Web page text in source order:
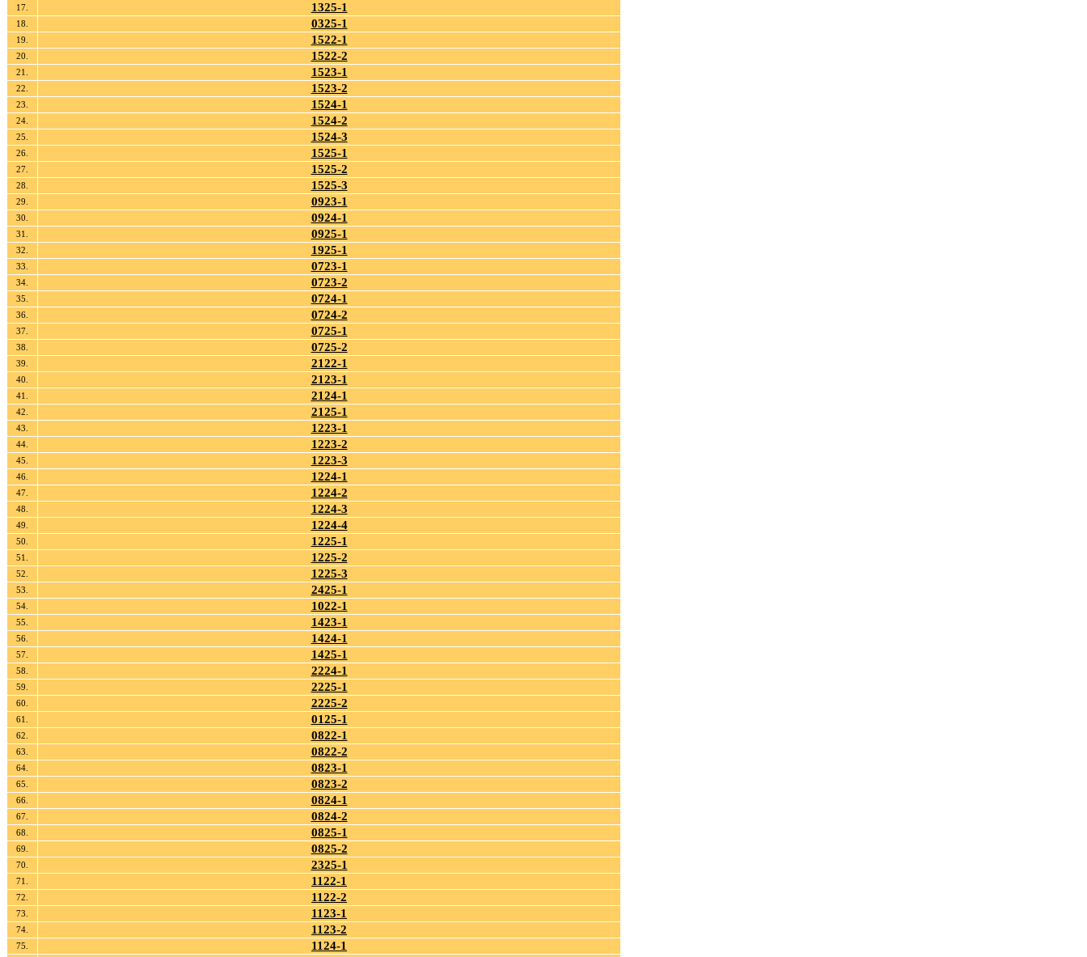
17. 1325-1
18. 0325-1
19. 1522-1
20. 1522-2
21. 1523-1
22. 1523-2
23. 1524-1
24. 1524-2
25. 1524-3
26. 1525-1
27. 1525-2
28. 1525-3
29. 0923-1
30. 0924-1
31. 0925-1
32. 1925-1
33. 0723-1
34. 0723-2
35. 0724-1
36. 0724-2
37. 0725-1
38. 0725-2
39. 2122-1
40. 2123-1
41. 2124-1
42. 2125-1
43. 1223-1
44. 1223-2
45. 1223-3
46. 1224-1
47. 1224-2
48. 1224-3
49. 1224-4
50. 1225-1
51. 1225-2
52. 1225-3
53. 2425-1
54. 1022-1
55. 1423-1
56. 1424-1
57. 1425-1
58. 2224-1
59. 2225-1
60. 2225-2
61. 0125-1
62. 0822-1
63. 0822-2
64. 0823-1
65. 0823-2
66. 0824-1
67. 0824-2
68. 0825-1
69. 0825-2
70. 2325-1
71. 1122-1
72. 1122-2
73. 1123-1
74. 1123-2
75.
1124-1